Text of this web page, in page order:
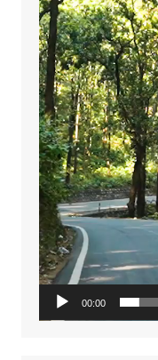
00:00